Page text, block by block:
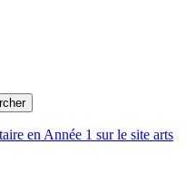
en Année 1 sur le site arts